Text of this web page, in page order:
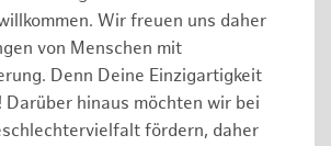
Wir freuen uns daher
von Menschen mit
Denn Deine Einzigartigkeit
Darüber hinaus möchten wir bei
fördern, daher